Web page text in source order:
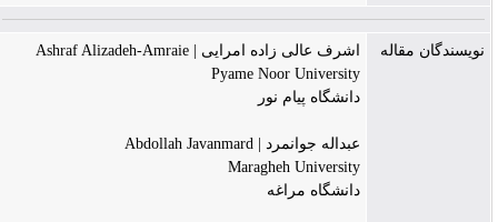
نویسندگان مقاله
اشرف عالی زاده امرایی | Ashraf Alizadeh-Amraie
Pyame Noor University
دانشگاه پیام نور
عبداله جوانمرد | Abdollah Javanmard
Maragheh University
دانشگاه مراغه